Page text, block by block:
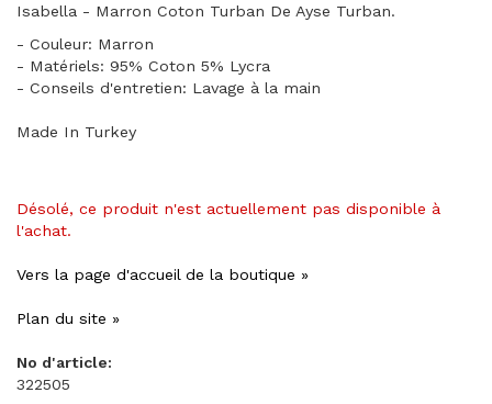
Isabella - Marron Coton Turban De Ayse Turban.
- Couleur: Marron
- Matériels: 95% Coton 5% Lycra
- Conseils d'entretien: Lavage à la main
Made In Turkey
Désolé, ce produit n'est actuellement pas disponible à
l'achat.
Vers la page d'accueil de la boutique »
Plan du site »
No d'article:
322505